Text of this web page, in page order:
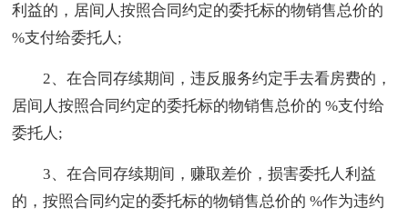
利益的，居间人按照合同约定的委托标的物销售总价的
%支付给委托人;
2、在合同存续期间，违反服务约定手去看房费的，
居间人按照合同约定的委托标的物销售总价的 %支付给
委托人;
3、在合同存续期间，赚取差价，损害委托人利益
的，按照合同约定的委托标的物销售总价的 %作为违约